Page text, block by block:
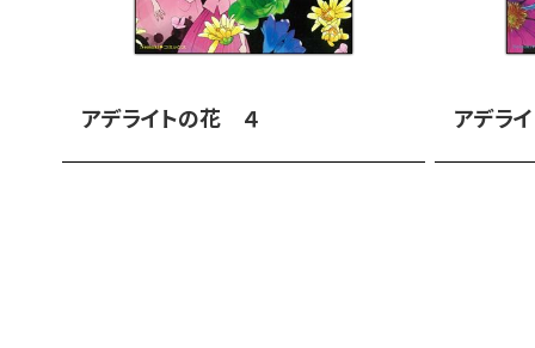
アデライトの花 ４ アデラ